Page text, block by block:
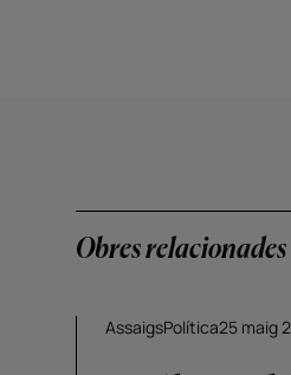
Obres relacionades
AssaigsPolítica25 maig